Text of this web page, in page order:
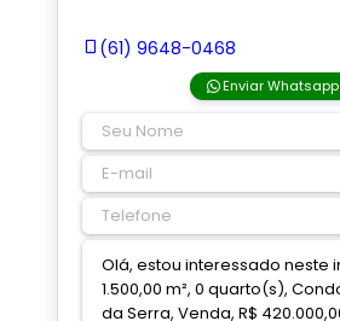
(61) 9648-0468
Enviar Whatsapp